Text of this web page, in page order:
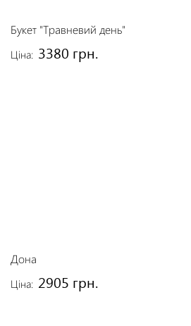
Букет "Травневий день"
Ціна: 3380 грн.
Дона
Ціна: 2905 грн.